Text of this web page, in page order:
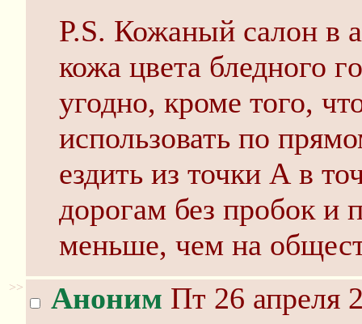
P.S. Кожаный салон в
кожа цвета бледного
угодно, кроме того,
использовать по
ездить из точки А в
дорогам без пробок и
меньше, чем на
>> Аноним Пт 26 апреля